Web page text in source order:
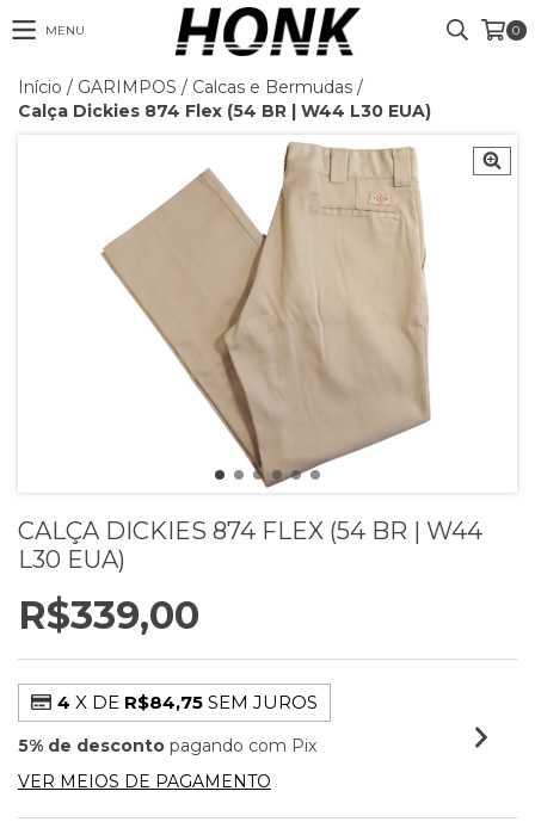
MENU 0
Início / GARIMPOS / Calcas e Bermudas /
Calça Dickies 874 Flex (54 BR | W44 L30 EUA)
CALÇA DICKIES 874 FLEX (54 BR | W44
L30 EUA)
R$339,00
4 X DE R$84,75 SEM JUROS
5% de desconto pagando com Pix
VER MEIOS DE PAGAMENTO